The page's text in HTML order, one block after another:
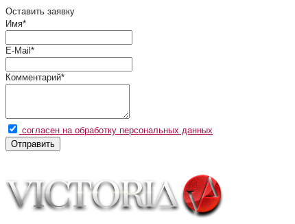
Оставить заявку
Имя*
E-Mail *
Комментарий*
согласен на обработку персональных данных
Отправить